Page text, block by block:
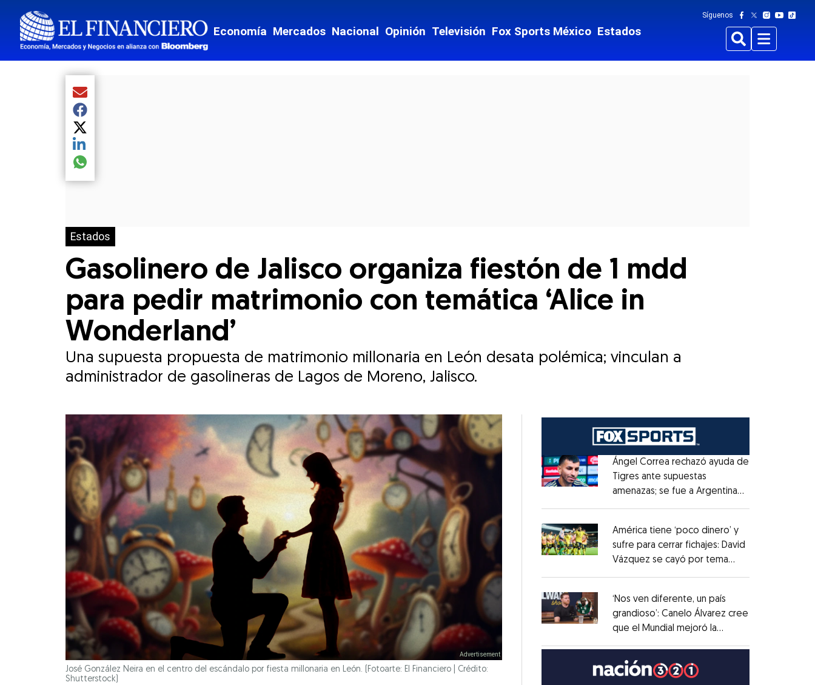
Economía Mercados Nacional Opinión Televisión Fox Sports México Estados
Síguenos
BuscarMenu
Estados
Gasolinero de Jalisco organiza fiestón de 1 mdd
para pedir matrimonio con temática ‘Alice in
Wonderland’
Una supuesta propuesta de matrimonio millonaria en León desata polémica; vinculan a
administrador de gasolineras de Lagos de Moreno, Jalisco.
Compartir el artículo actual mediante Email
Compartir el artículo actual mediante Facebook
Compartir el artículo actual mediante Twitter
Compartir el artículo actual mediante LinkedIn
Compartir el artículo actual mediante global.social-whatsapp
José González Neira en el centro del escándalo por fiesta millonaria en León. (Fotoarte: El Financiero | Crédito:
Shutterstock)
Opens in new window
Ángel Correa rechazó ayuda de
Tigres ante supuestas
amenazas; se fue a Argentina
Opens in new window
América tiene ‘poco dinero’ y
sufre para cerrar fichajes: David
Vázquez se cayó por tema
Opens in new window
‘Nos ven diferente, un país
grandioso’: Canelo Álvarez cree
que el Mundial mejoró la